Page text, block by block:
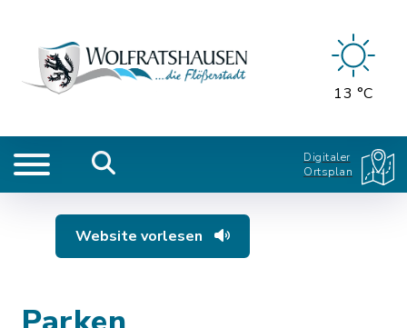
13 °C
Digitaler
Ortsplan
Website vorlesen